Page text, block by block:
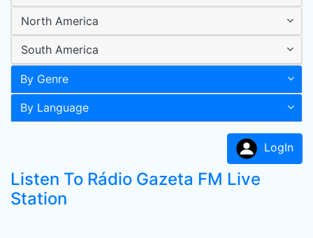
North America
South America
By Genre
By Language
LogIn
Listen To Rádio Gazeta FM Live
Station